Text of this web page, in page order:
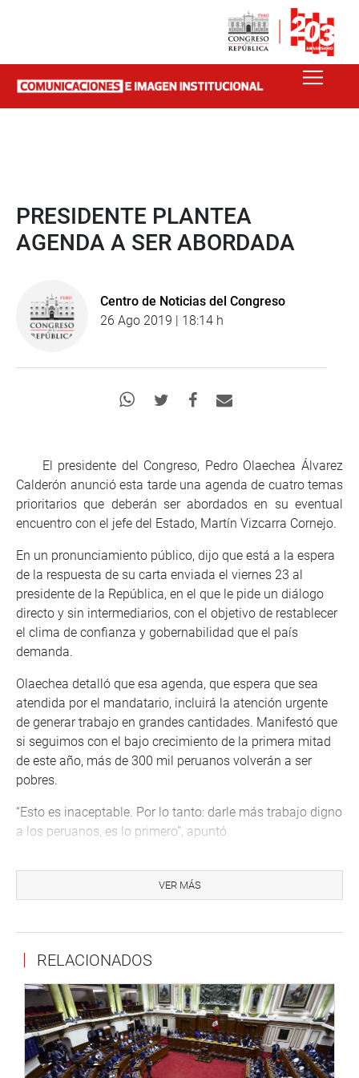
PRESIDENTE PLANTEA
AGENDA A SER ABORDADA
Centro de Noticias del Congreso
26 Ago 2019 | 18:14 h
El presidente del Congreso, Pedro Olaechea Álvarez
Calderón anunció esta tarde una agenda de cuatro temas
prioritarios que deberán ser abordados en su eventual
encuentro con el jefe del Estado, Martín Vizcarra Cornejo.
En un pronunciamiento público, dijo que está a la espera
de la respuesta de su carta enviada el viernes 23 al
presidente de la República, en el que le pide un diálogo
directo y sin intermediarios, con el objetivo de restablecer
el clima de confianza y gobernabilidad que el país
demanda.
Olaechea detalló que esa agenda, que espera que sea
atendida por el mandatario, incluirá la atención urgente
de generar trabajo en grandes cantidades. Manifestó que
si seguimos con el bajo crecimiento de la primera mitad
de este año, más de 300 mil peruanos volverán a ser
pobres.
“Esto es inaceptable. Por lo tanto: darle más trabajo digno
a los peruanos, es lo primero”, apuntó.
Olaechea indicó que según el último reporte de la
Defensoría del Pueblo correspondiente al mes de julio de
heridos.
Además, dio cuenta de un total de 184 conflictos, de los
cuales, casi medio centenar son latentes. Aún más grave
es la ola de robos, violencia, crimen, feminicidios y
homicidios en las calles de las principales ciudades del
país.
VER MÁS
RELACIONADOS